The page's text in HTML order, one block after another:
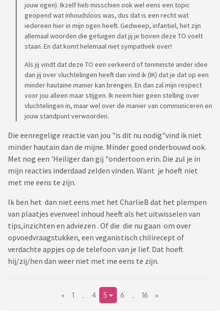
jouw ogen). Ikzelf heb misschien ook wel eens een topic
geopend wat inhoudsloos was, dus dat is een recht wat
iedereen hier in mijn ogen heeft. Gedweep, infantiel, het zijn
allemaal woorden die getuigen dat jij je boven deze TO voelt
staan. En dat komt helemaal niet sympathiek over!
Als jij vindt dat deze TO een verkeerd of tenminste ander idee
dan jij over vluchtelingen heeft dan vind ik (IK) dat je dat op een
minder hautaine manier kan brengen. En dan zal mijn respect
voor jou alleen maar stijgen. Ik neem hier geen stelling over
vluchtelingen in, maar wel over de manier van communiceren en
jouw standpunt verwoorden.
Die eenregelige reactie van jou "is dit nu nodig"vind ik niet
minder hautain dan de mijne. Minder goed onderbouwd ook.
Met nog een 'Heiliger dan gij "ondertoon erin. Die zul je in
mijn reacties inderdaad zelden vinden. Want je hoeft niet
met me eens te zijn.
Ik ben het dan niet eens met het CharlieB dat het plempen
van plaatjes evenveel inhoud heeft als het uitwisselen van
tips,inzichten en adviezen . Of die die nu gaan om over
opvoedvraagstukken, een veganistisch chilirecept of
verdachte appjes op de telefoon van je lief. Dat hoeft
hij/zij/hen dan weer niet met me eens te zijn.
« 1 4 5 6 16 »